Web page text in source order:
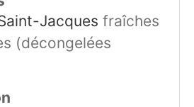
Jacques fraîches
(décongelées